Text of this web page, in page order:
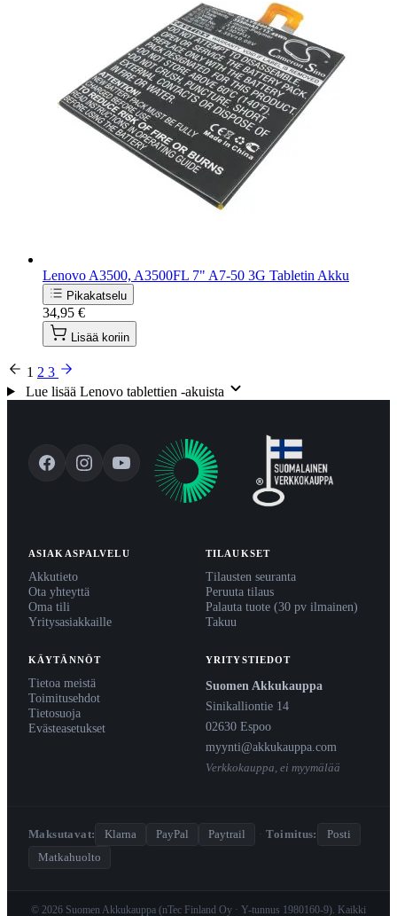
Lenovo A3500, A3500FL 7" A7-50 3G Tabletin Akku
Pikakatselu
34,95 €
Lisää koriin
1 2 3
Lue lisää Lenovo tablettien -akuista
ASIAKASPALVELU
Akkutieto
Ota yhteyttä
Oma tili
Yritysasiakkaille
TILAUKSET
Tilausten seuranta
Peruuta tilaus
Palauta tuote (30 pv ilmainen)
Takuu
KÄYTÄNNÖT
Tietoa meistä
Toimitusehdot
Tietosuoja
Evästeasetukset
YRITYSTIEDOT
Suomen Akkukauppa
Sinikalliontie 14
02630 Espoo
myynti@akkukauppa.com
Verkkokauppa, ei myymälää
Maksutavat: Klarna PayPal Paytrail · Toimitus:
Posti
Matkahuolto
© 2026 Suomen Akkukauppa (nTec Finland Oy · Y-tunnus 1980160-9). Kaikki